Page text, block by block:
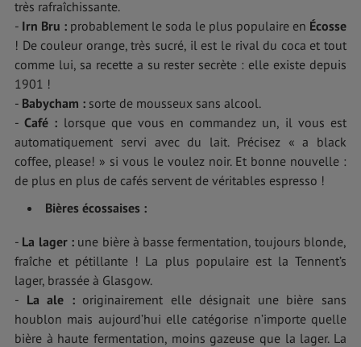
très rafraîchissante.
- Irn Bru : probablement le soda le plus populaire en Écosse
! De couleur orange, très sucré, il est le rival du coca et tout
comme lui, sa recette a su rester secrète : elle existe depuis
1901 !
- Babycham : sorte de mousseux sans alcool.
-Café : lorsque que vous en commandez un, il vous est
automatiquement servi avec du lait. Précisez « a black
coffee, please! » si vous le voulez noir. Et bonne nouvelle :
de plus en plus de cafés servent de véritables espresso !
Bières écossaises :
- La lager :une bière à basse fermentation, toujours blonde,
fraîche et pétillante ! La plus populaire est la Tennent’s
lager, brassée à Glasgow.
- La ale :originairement elle désignait une bière sans
houblon mais aujourd’hui elle catégorise n’importe quelle
bière à haute fermentation, moins gazeuse que la lager. La